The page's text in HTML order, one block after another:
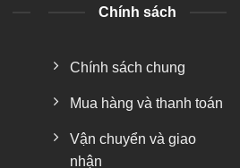
Chính sách
Chính sách chung
Mua hàng và thanh toán
Vận chuyển và giao
nhận